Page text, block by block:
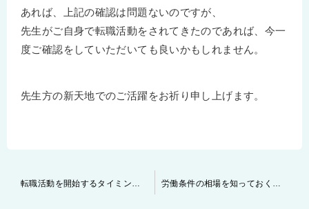
あれば、上記の確認は問題ないのですが、
先生がご自身で転職活動をされてきたのであれば、今一
度ご確認をしていただいても良いかもしれません。
先生方の新天地でのご活躍をお祈り申し上げます。